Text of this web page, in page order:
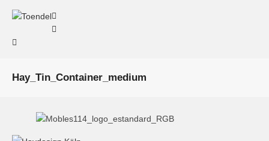
Hay_Tin_Container_medium